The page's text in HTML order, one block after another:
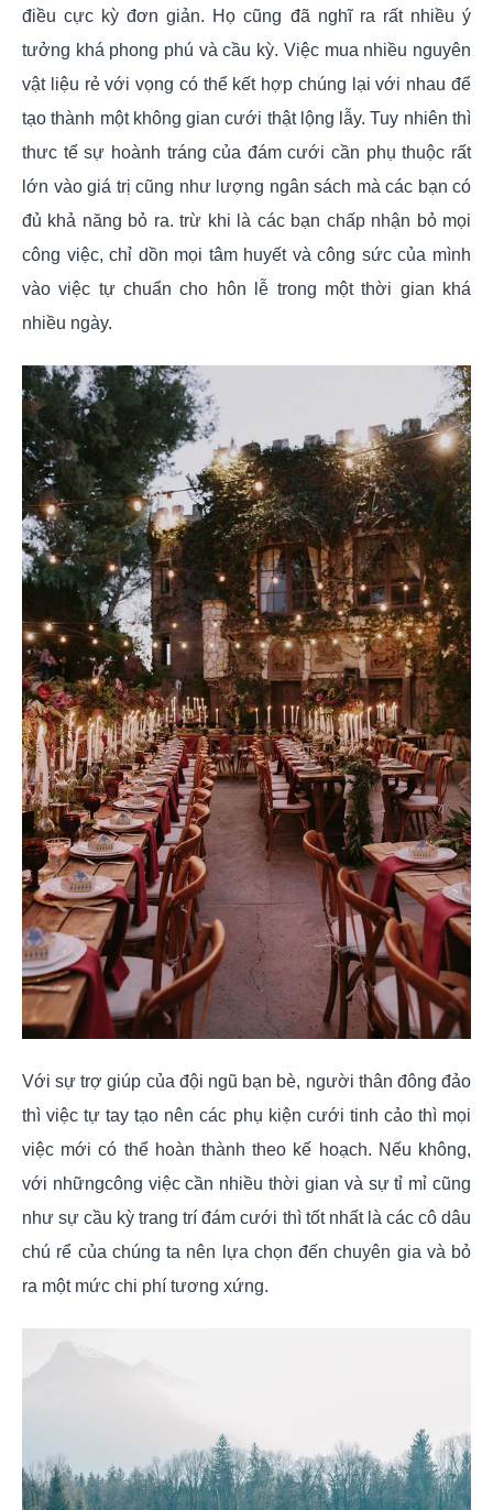
điều cực kỳ đơn giản. Họ cũng đã nghĩ ra rất nhiều ý
tưởng khá phong phú và cầu kỳ. Việc mua nhiều nguyên
vật liệu rẻ với vọng có thể kết hợp chúng lại với nhau để
tạo thành một không gian cưới thật lộng lẫy. Tuy nhiên thì
thưc tế sự hoành tráng của đám cưới cần phụ thuộc rất
lớn vào giá trị cũng như lượng ngân sách mà các bạn có
đủ khả năng bỏ ra. trừ khi là các bạn chấp nhận bỏ mọi
công việc, chỉ dồn mọi tâm huyết và công sức của mình
vào việc tự chuẩn cho hôn lễ trong một thời gian khá
nhiều ngày.
Với sự trợ giúp của đội ngũ bạn bè, người thân đông đảo
thì việc tự tay tạo nên các phụ kiện cưới tinh cảo thì mọi
việc mới có thể hoàn thành theo kế hoạch. Nếu không,
với nhữngcông việc cần nhiều thời gian và sự tỉ mỉ cũng
như sự cầu kỳ trang trí đám cưới thì tốt nhất là các cô dâu
chú rể của chúng ta nên lựa chọn đến chuyên gia và bỏ
ra một mức chi phí tương xứng.